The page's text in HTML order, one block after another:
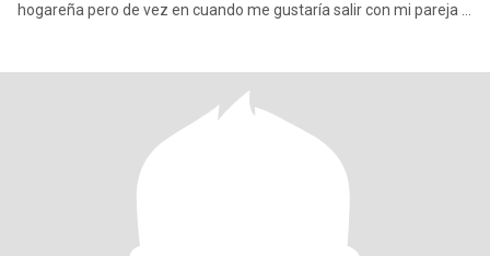
hogareña pero de vez en cuando me gustaría salir con mi pareja a